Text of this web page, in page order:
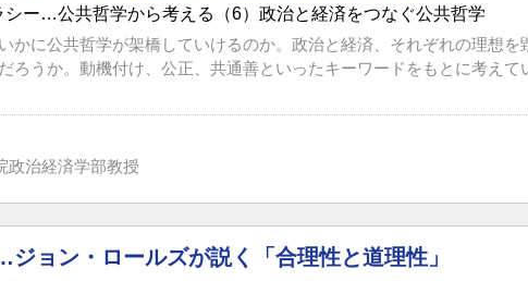
シー…公共哲学から考える（6）政治と経済をつなぐ公共哲学
かに公共哲学が架橋していけるのか。政治と経済、それぞれの理想を
ろうか。動機付け、公正、共通善といったキーワードをもとに考えて
政治経済学部教授
ョン・ロールズが説く「合理性と道理性」